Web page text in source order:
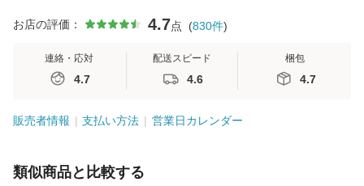
お店の評価： 4.7点 (830件)
連絡・応対
4.7
配送スピード
4.6
梱包
4.7
販売者情報 支払い方法 営業日カレンダー
類似商品と比較する